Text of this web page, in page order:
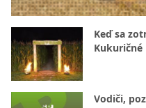
Keď sa
Vodiči,